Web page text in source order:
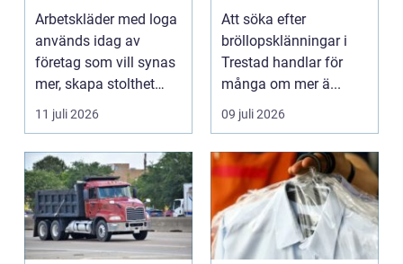
varje dag
Arbetskläder med loga
används idag av
företag som vill synas
mer, skapa stolthet
inte...
11 juli 2026
passform inför den
stora dagen
Att söka efter
bröllopsklänningar i
Trestad handlar för
många om mer ä...
09 juli 2026